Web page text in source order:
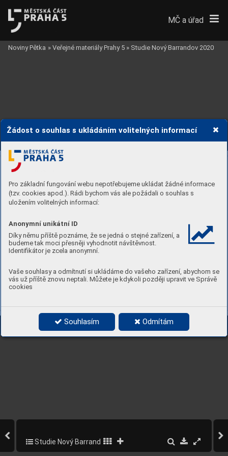
Žádost o souhlas s ukládáním volitelných informací
Pro základní fungování webu nepotřebujeme ukládat žádné informace
(tzv. cookies apod.). Rádi bychom vás ale požádali o souhlas s
uložením volitelných informací:
Anonymní unikátní ID
Díky němu příště poznáme, že se jedná o stejné zařízení, a
budeme tak moci přesněji vyhodnotit návštěvnost.
Identifikátor je zcela anonymní.
Vaše souhlasy a odmítnutí si ukládáme do vašeho zařízení, abychom se
vás už příště znovu neptali. Můžete je kdykoli později upravit ve Správě
cookies
Souhlasím Odmítám
MČ a úřad
Noviny Pětka » Veřejné materiály Prahy 5 » Studie Nový Barrandov 2020
Studie Nový Barrandov 2020